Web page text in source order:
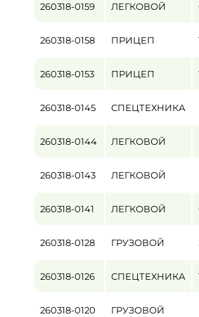
Цена
260318-0159 ЛЕГКОВОЙ
260318-0158 ПРИЦЕП
260318-0153 ПРИЦЕП
260318-0145 СПЕЦТЕХНИКА
260318-0144 ЛЕГКОВОЙ
260318-0143 ЛЕГКОВОЙ
260318-0141 ЛЕГКОВОЙ
260318-0128 ГРУЗОВОЙ
260318-0126 СПЕЦТЕХНИКА
260318-0120 ГРУЗОВОЙ